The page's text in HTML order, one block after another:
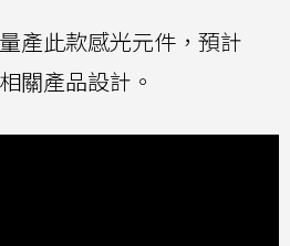
產此款感光元件，預計
關產品設計。